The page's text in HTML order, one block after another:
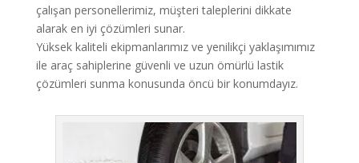
çalışan personellerimiz, müşteri taleplerini dikkate
alarak en iyi çözümleri sunar.
Yüksek kaliteli ekipmanlarımız ve yenilikçi yaklaşımımız
ile araç sahiplerine güvenli ve uzun ömürlü lastik
çözümleri sunma konusunda öncü bir konumdayız.